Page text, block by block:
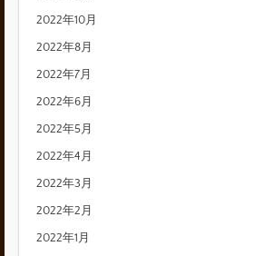
2022年10月
2022年8月
2022年7月
2022年6月
2022年5月
2022年4月
2022年3月
2022年2月
2022年1月